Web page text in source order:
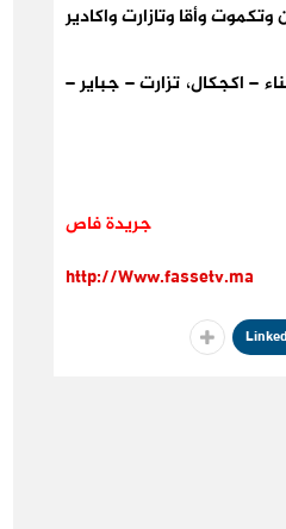
وأقا وتازارت واكادير
– اكجكال، تزارت – جباير –
جريدة فاص
http://Www.fassetv.ma